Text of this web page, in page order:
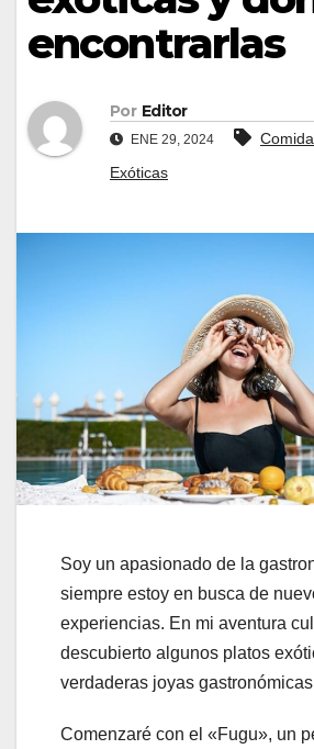
encontrarlas
Por Editor
ENE 29, 2024
Exóticas
Soy un apasionado de la
siempre estoy en busca de
experiencias. En mi aventura
descubierto algunos platos
verdaderas joyas
Comenzaré con el «Fugu», un